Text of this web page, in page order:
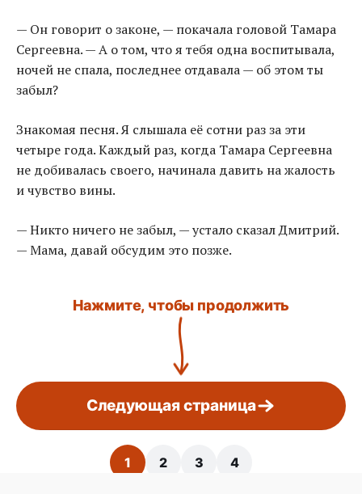
— Он говорит о законе, — покачала головой Тамара
Сергеевна. — А о том, что я тебя одна воспитывала,
ночей не спала, последнее отдавала — об этом ты
забыл?
Знакомая песня. Я слышала её сотни раз за эти
четыре года. Каждый раз, когда Тамара Сергеевна
не добивалась своего, начинала давить на жалость
и чувство вины.
— Никто ничего не забыл, — устало сказал Дмитрий.
— Мама, давай обсудим это позже.
Нажмите, чтобы продолжить
Следующая страница
1 2 3 4